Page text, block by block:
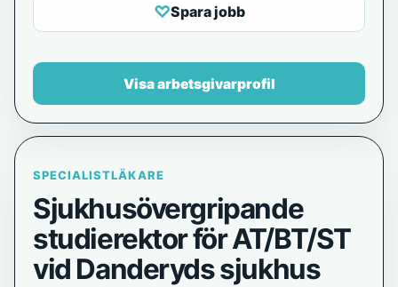
SPECIALISTLÄKARE
Sjukhusövergripande
studierektor för AT/BT/ST
vid Danderyds sjukhus
♡Spara jobb
Visa arbetsgivarprofil